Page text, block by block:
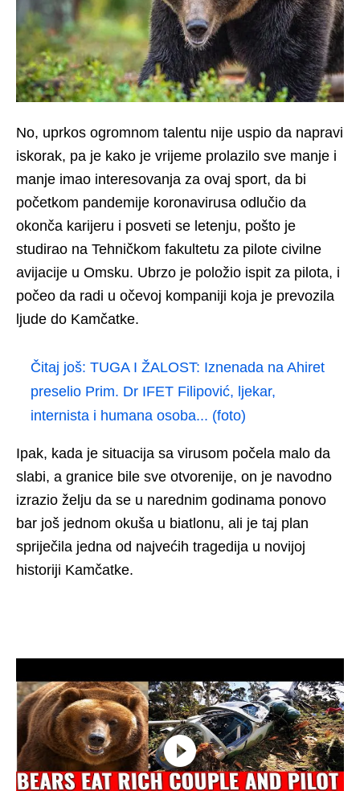
No, uprkos ogromnom talentu nije uspio da napravi
iskorak, pa je kako je vrijeme prolazilo sve manje i
manje imao interesovanja za ovaj sport, da bi
početkom pandemije koronavirusa odlučio da
okonča karijeru i posveti se letenju, pošto je
studirao na Tehničkom fakultetu za pilote civilne
avijacije u Omsku. Ubrzo je položio ispit za pilota, i
počeo da radi u očevoj kompaniji koja je prevozila
ljude do Kamčatke.
Čitaj još: TUGA I ŽALOST: Iznenada na Ahiret
preselio Prim. Dr IFET Filipović, ljekar,
internista i humana osoba... (foto)
Ipak, kada je situacija sa virusom počela malo da
slabi, a granice bile sve otvorenije, on je navodno
izrazio želju da se u narednim godinama ponovo
bar još jednom okuša u biatlonu, ali je taj plan
spriječila jedna od najvećih tragedija u novijoj
historiji Kamčatke.